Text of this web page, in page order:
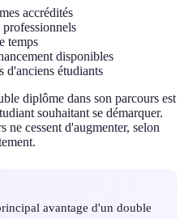
accrédités
temps
disponibles
d'anciens étudiants
diplôme dans son parcours est
souhaitant se démarquer.
ne cessent d'augmenter, selon
avantage d'un double